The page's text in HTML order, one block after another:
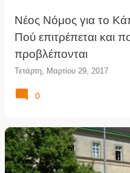
Νέος Νόμος για το
Πού επιτρέπεται και
προβλέπονται
Τετάρτη, Μαρτίου 29, 2017
0